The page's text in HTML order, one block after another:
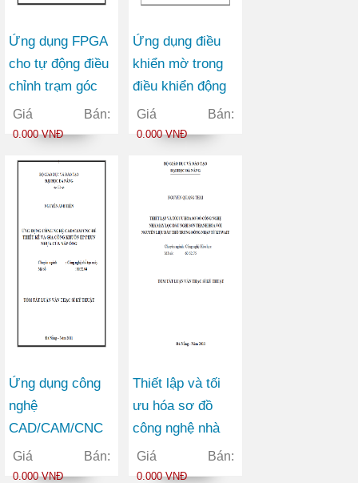
Ứng dụng FPGA
cho tự động điều
chỉnh trạm góc
trong tối ưu mạng
thông tin di động
Giá Bán:
0.000 VNĐ
Ứng dụng điều
khiển mờ trong
điều khiển động
cơ điện không
đồng bộ ba pha
Giá Bán:
0.000 VNĐ
Ứng dụng công
nghệ
CAD/CAM/CNC
để thiết kế và gia
công khuôn ép
Giá Bán:
0.000 VNĐ
Thiết lập và tối
ưu hóa sơ đồ
công nghệ nhà
máy lọc dầu Nghi
Sơn Thanh Hóa
Giá Bán:
0.000 VNĐ